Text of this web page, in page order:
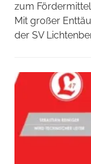
zum
Mit großer
der SV